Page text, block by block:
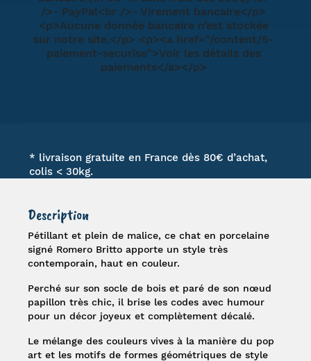
* livraison gratuite en France dès 80€ d’achat,
colis < 30kg.
Description
Pétillant et plein de malice, ce chat en porcelaine
signé Romero Britto apporte un style très
contemporain, haut en couleur.
Perché sur son socle de bois et paré de son nœud
papillon très chic, il brise les codes avec humour
pour un décor joyeux et complètement décalé.
Le mélange des couleurs vives à la manière du pop
art et les motifs de formes géométriques de style